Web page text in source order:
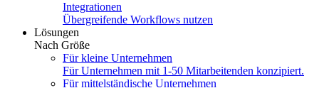
Integrationen
Übergreifende Workflows nutzen
Lösungen
Nach Größe
Für kleine Unternehmen
Für Unternehmen mit 1-50 Mitarbeitenden konzipiert.
Für mittelständische Unternehmen